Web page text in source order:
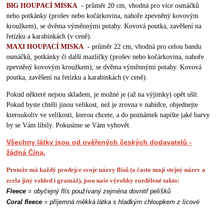
BIG HOUPACÍ MISKA - průměr 20 cm, vhodná pro více osmáčků
nebo potkánky (prošev nebo kočárkovina, nahoře zpevněný kovovým
kroužkem), se dvěma výměnnými potahy. Kovová poutka, zavěšení na
řetízku a karabinkách (v ceně).
MAXI HOUPACÍ MISKA - průměr 22 cm, vhodná pro celou bandu
osmáčků, potkánky či další mazlíčky (prošev nebo kočárkovina, nahoře
zpevněný kovovým kroužkem), se dvěma výměnnými potahy. Kovová
poutka, zavěšení na řetízku a karabinkách (v ceně).
Pokud některé nejsou skladem, je možné je (až na výjimky) opět ušít.
Pokud byste chtěli jinou velikost, než je zrovna v nabídce, objednejte
kteroukoliv ve velikosti, kterou chcete, a do poznámek napište jaké barvy
by se Vám líbily. Pokusíme se Vám vyhovět.
Všechny látky jsou od ověřených českých dodavatelů -
žádná Čína.
Protože má každý prodejce svoje názvy flísů (a často mají stejný název a
zcela jiný vzhled i gramáž), jsou naše výrobky rozdělené takto:
Fleece= obyčejný flís používaný zejména dovnitř pelíšků
Coral fleece= příjemná měkká látka s hladkým chloupkem z lícové